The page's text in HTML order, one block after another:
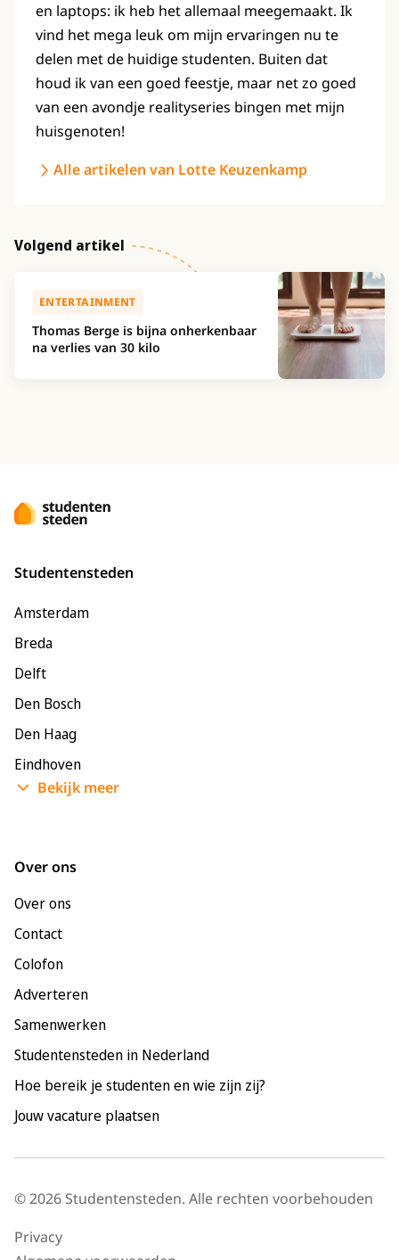
en laptops: ik heb het allemaal meegemaakt. Ik
vind het mega leuk om mijn ervaringen nu te
delen met de huidige studenten. Buiten dat
houd ik van een goed feestje, maar net zo goed
van een avondje realityseries bingen met mijn
huisgenoten!
Alle artikelen van Lotte Keuzenkamp
Volgend artikel
ENTERTAINMENT
Thomas Berge is bijna onherkenbaar
na verlies van 30 kilo
Studentensteden
Amsterdam
Breda
Delft
Den Bosch
Den Haag
Eindhoven
Enschede
Maastricht
Nijmegen
Rotterdam
Tilburg
Utrecht
Bekijk meer
Over ons
Over ons
Contact
Colofon
Adverteren
Samenwerken
Studentensteden in Nederland
Hoe bereik je studenten en wie zijn zij?
Jouw vacature plaatsen
© 2026 Studentensteden. Alle rechten voorbehouden
Privacy